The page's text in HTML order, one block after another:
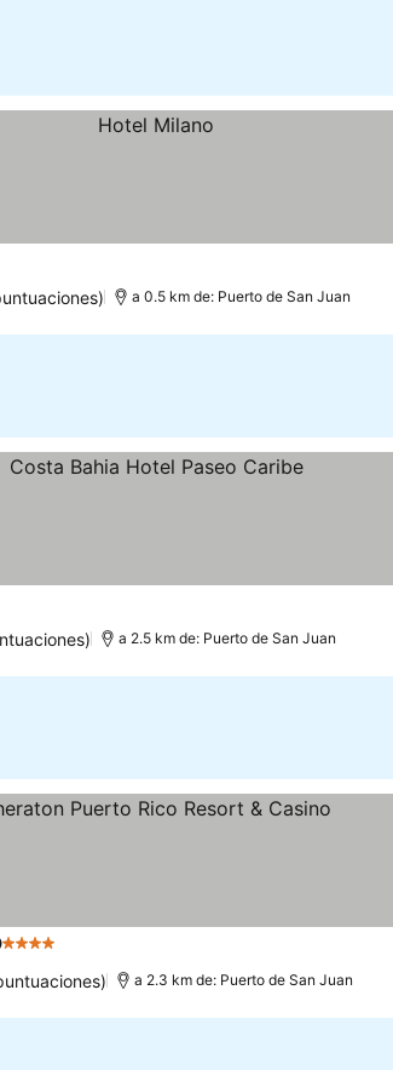
a 0.5 km de: Puerto de San Juan
a 2.5 km de: Puerto de San Juan
4 Estrellas
a 2.3 km de: Puerto de San Juan